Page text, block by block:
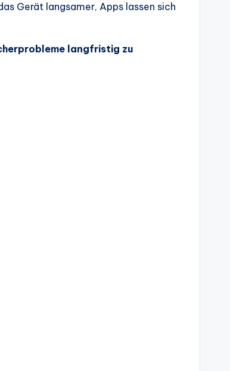
Gerät langsamer, Apps lassen sich
langfristig zu